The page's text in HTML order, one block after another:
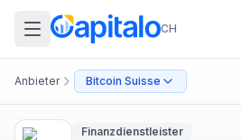
CH
Anbieter Bitcoin Suisse
Finanzdienstleister